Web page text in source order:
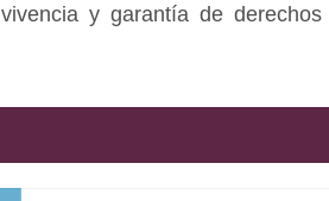
y garantía de